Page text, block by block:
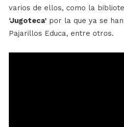
varios de ellos, como la
‘Jugoteca’por la que ya se
Pajarillos Educa, entre otros.